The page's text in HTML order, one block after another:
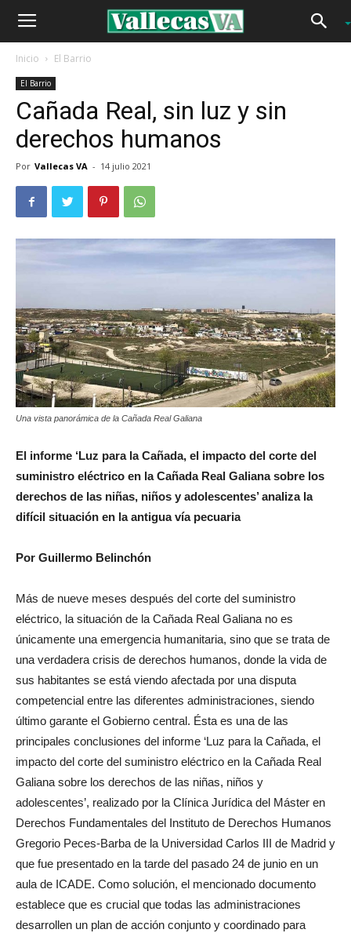
Inicio El Barrio
El Barrio
Cañada Real, sin luz y sin
derechos humanos
Por Vallecas VA - 14 julio 2021
Una vista panorámica de la Cañada Real Galiana
El informe ‘Luz para la Cañada, el impacto del corte del
suministro eléctrico en la Cañada Real Galiana sobre los
derechos de las niñas, niños y adolescentes’ analiza la
difícil situación en la antigua vía pecuaria
Por Guillermo Belinchón
Más de nueve meses después del corte del suministro
eléctrico, la situación de la Cañada Real Galiana no es
únicamente una emergencia humanitaria, sino que se trata de
una verdadera crisis de derechos humanos, donde la vida de
sus habitantes se está viendo afectada por una disputa
competencial entre las diferentes administraciones, siendo
último garante el Gobierno central. Ésta es una de las
principales conclusiones del informe ‘Luz para la Cañada, el
impacto del corte del suministro eléctrico en la Cañada Real
Galiana sobre los derechos de las niñas, niños y
adolescentes’, realizado por la Clínica Jurídica del Máster en
Derechos Fundamentales del Instituto de Derechos Humanos
Gregorio Peces-Barba de la Universidad Carlos III de Madrid y
que fue presentado en la tarde del pasado 24 de junio en un
aula de ICADE. Como solución, el mencionado documento
establece que es crucial que todas las administraciones
desarrollen un plan de acción conjunto y coordinado para